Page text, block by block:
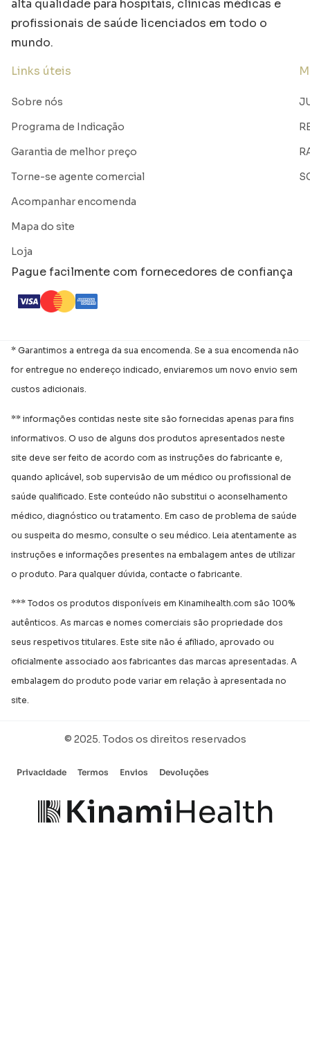
alta qualidade para hospitais, clínicas médicas e
profissionais de saúde licenciados em todo o
mundo.
Links úteis
Sobre nós
Programa de Indicação
Garantia de melhor preço
Torne-se agente comercial
Acompanhar encomenda
Mapa do site
Loja
Pague facilmente com fornecedores de confiança
* Garantimos a entrega da sua encomenda. Se a sua encomenda não
for entregue no endereço indicado, enviaremos um novo envio sem
custos adicionais.
** informações contidas neste site são fornecidas apenas para fins
informativos. O uso de alguns dos produtos apresentados neste
site deve ser feito de acordo com as instruções do fabricante e,
quando aplicável, sob supervisão de um médico ou profissional de
saúde qualificado. Este conteúdo não substitui o aconselhamento
médico, diagnóstico ou tratamento. Em caso de problema de saúde
ou suspeita do mesmo, consulte o seu médico. Leia atentamente as
instruções e informações presentes na embalagem antes de utilizar
o produto. Para qualquer dúvida, contacte o fabricante.
*** Todos os produtos disponíveis em Kinamihealth.com são 100%
autênticos. As marcas e nomes comerciais são propriedade dos
seus respetivos titulares. Este site não é afiliado, aprovado ou
oficialmente associado aos fabricantes das marcas apresentadas. A
embalagem do produto pode variar em relação à apresentada no
site.
© 2025. Todos os direitos reservados
Privacidade Termos Envios Devoluções